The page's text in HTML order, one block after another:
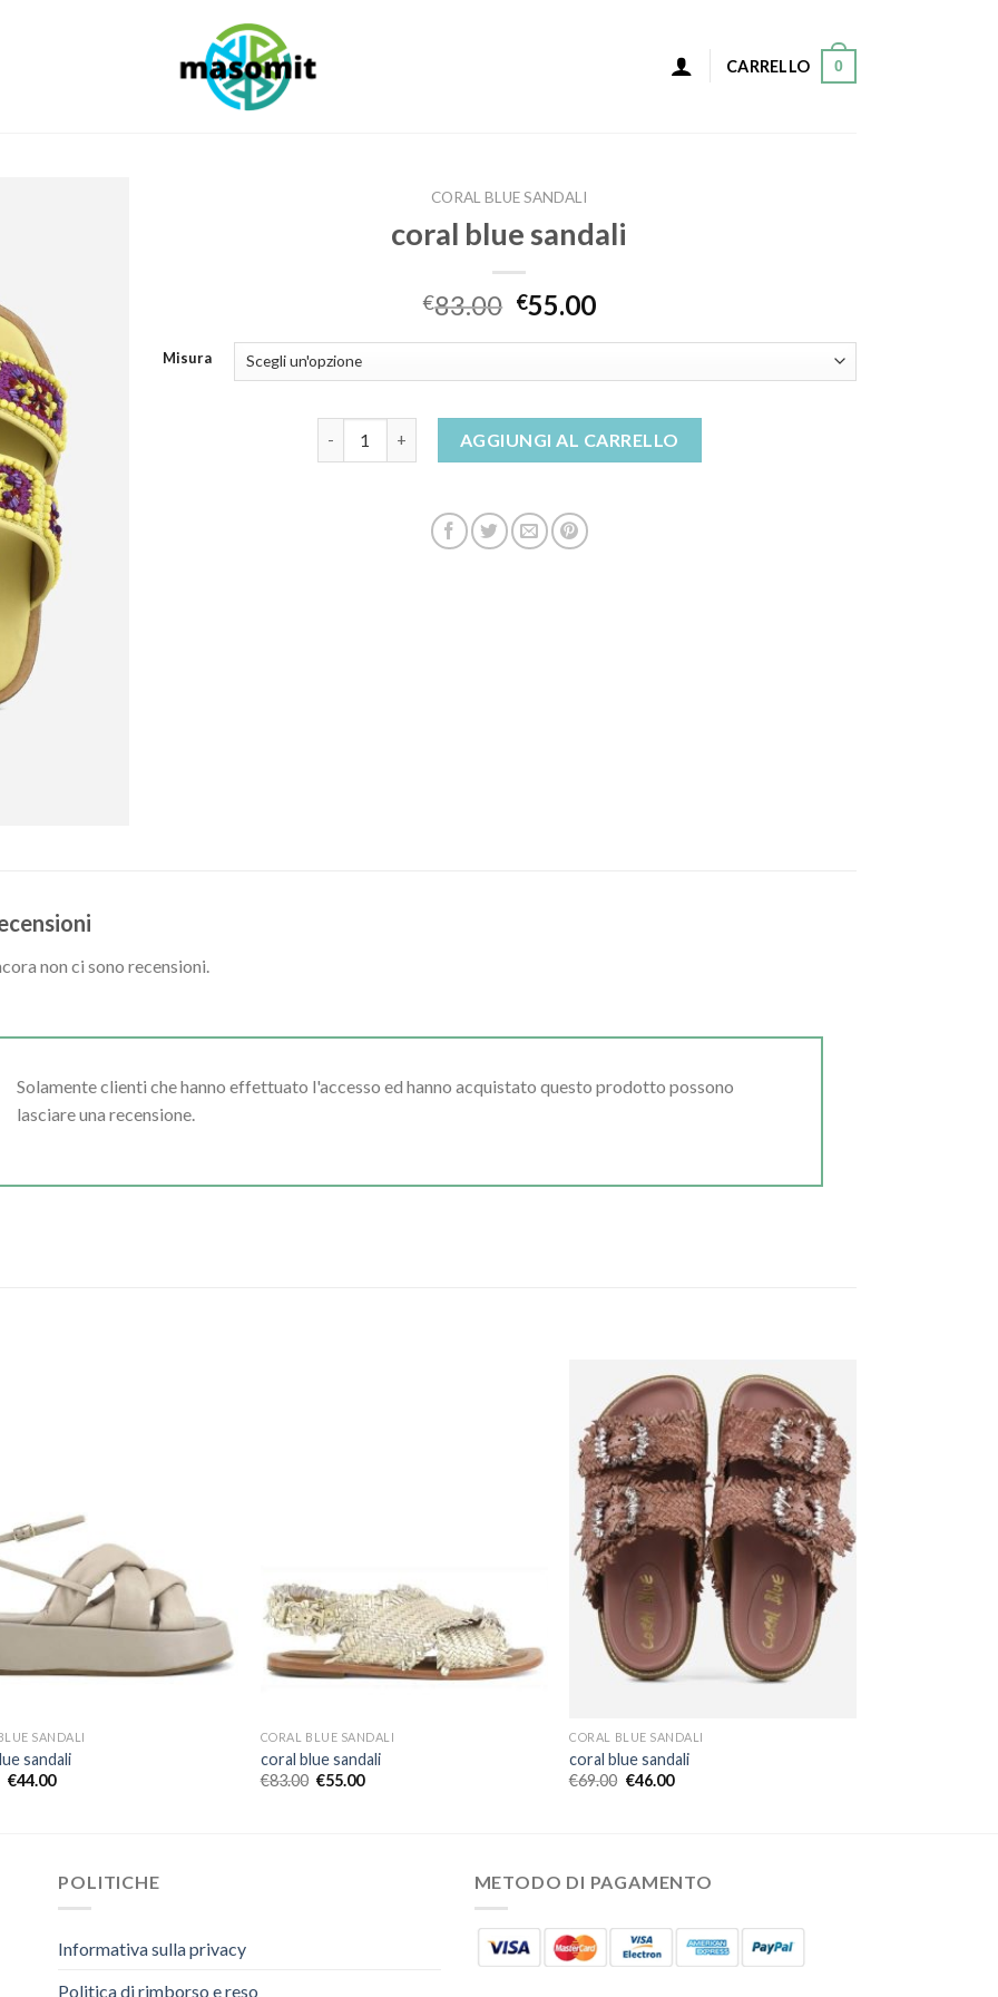
CARRELLO 0
CORAL BLUE SANDALI
coral blue sandali
€83.00 €55.00
Misura
AGGIUNGI AL CARRELLO
non ci sono recensioni.
Solamente clienti che hanno effettuato l'accesso ed hanno acquistato questo prodotto possono
lasciare una recensione.
SANDALI
sandali
€44.00
CORAL BLUE SANDALI
coral blue sandali
€83.00 €55.00
CORAL BLUE SANDALI
coral blue sandali
€69.00 €46.00
POLITICHE
Informativa sulla privacy
Politica di rimborso e reso
METODO DI PAGAMENTO